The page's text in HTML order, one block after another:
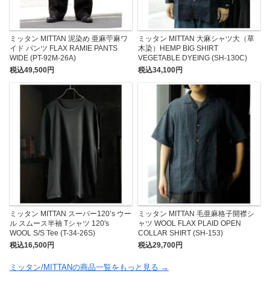
ミッタン MITTAN 泥染め 亜麻苧麻ワ
イド パンツ FLAX RAMIE PANTS
WIDE (PT-92M-26A)
税込49,500円
ミッタン MITTAN 大麻シャツ大（草
木染）HEMP BIG SHIRT
VEGETABLE DYEING (SH-130C)
税込34,100円
ミッタン MITTAN スーパー120’s ウー
ル スムース半袖 Tシャツ 120's
WOOL S/S Tee (T-34-26S)
税込16,500円
ミッタン MITTAN 毛亜麻格子開襟シ
ャツ WOOL FLAX PLAID OPEN
COLLAR SHIRT (SH-153)
税込29,700円
ミッタン/MITTANの商品一覧をもっと見る →